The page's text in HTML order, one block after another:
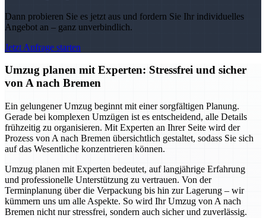
Dann probieren Sie es jetzt aus und fordern Sie Ihr individuelles
Angebot an – ganz unverbindlich.
Jetzt Anfrage starten
Umzug planen mit Experten: Stressfrei und sicher
von A nach Bremen
Ein gelungener Umzug beginnt mit einer sorgfältigen Planung.
Gerade bei komplexen Umzügen ist es entscheidend, alle Details
frühzeitig zu organisieren. Mit Experten an Ihrer Seite wird der
Prozess von A nach Bremen übersichtlich gestaltet, sodass Sie sich
auf das Wesentliche konzentrieren können.
Umzug planen mit Experten bedeutet, auf langjährige Erfahrung
und professionelle Unterstützung zu vertrauen. Von der
Terminplanung über die Verpackung bis hin zur Lagerung – wir
kümmern uns um alle Aspekte. So wird Ihr Umzug von A nach
Bremen nicht nur stressfrei, sondern auch sicher und zuverlässig.